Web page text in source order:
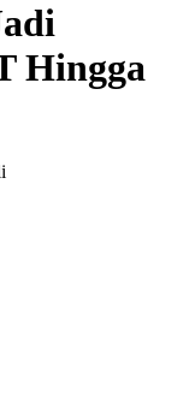
Hingga